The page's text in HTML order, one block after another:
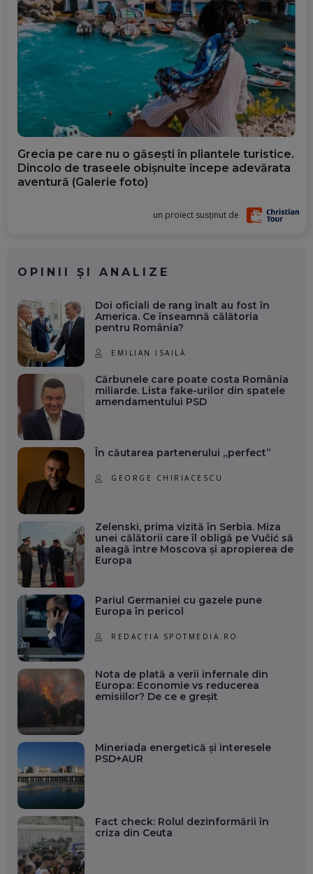
Grecia pe care nu o găsești în pliantele turistice.
Dincolo de traseele obișnuite începe adevărata
aventură (Galerie foto)
un proiect susținut de
OPINII ȘI ANALIZE
Doi oficiali de rang înalt au fost în
America. Ce înseamnă călătoria
pentru România?
EMILIAN ISAILĂ
Cărbunele care poate costa România
miliarde. Lista fake-urilor din spatele
amendamentului PSD
În căutarea partenerului „perfect”
GEORGE CHIRIACESCU
Zelenski, prima vizită în Serbia. Miza
unei călătorii care îl obligă pe Vučić să
aleagă între Moscova și apropierea de
Europa
Pariul Germaniei cu gazele pune
Europa în pericol
REDACȚIA SPOTMEDIA.RO
Nota de plată a verii infernale din
Europa: Economie vs reducerea
emisiilor? De ce e greșit
Mineriada energetică și interesele
PSD+AUR
Fact check: Rolul dezinformării în
criza din Ceuta